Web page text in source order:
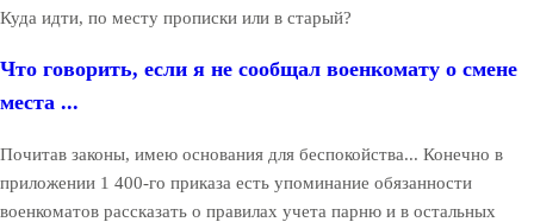
Куда идти, по месту прописки или в старый?
Что говорить, если я не сообщал военкомату о смене
места ...
Почитав законы, имею основания для беспокойства... Конечно в
приложении 1 400-го приказа есть упоминание обязанности
военкоматов рассказать о правилах учета парню и в остальных